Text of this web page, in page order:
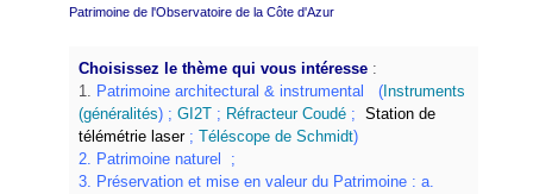
Patrimoine de l'Observatoire de la Côte d'Azur
Choisissez le thème qui vous intéresse :
1. Patrimoine architectural & instrumental ( Instruments
(généralités) ; GI2T ; Réfracteur Coudé ; Station de
télémétrie laser ; Téléscope de Schmidt)
2. Patrimoine naturel
;
3. Préservation et mise en valeur du Patrimoine : a.